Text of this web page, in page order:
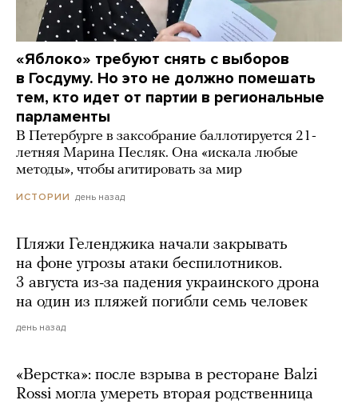
«Яблоко» требуют снять с выборов
в Госдуму. Но это не должно помешать
тем, кто идет от партии в региональные
парламенты
В Петербурге в заксобрание баллотируется 21-
летняя Марина Песляк. Она «искала любые
методы», чтобы агитировать за мир
ИСТОРИИ день назад
Пляжи Геленджика начали закрывать
на фоне угрозы атаки беспилотников.
3 августа из-за падения украинского дрона
на один из пляжей погибли семь человек
день назад
«Верстка»: после взрыва в ресторане Balzi
Rossi могла умереть вторая родственница